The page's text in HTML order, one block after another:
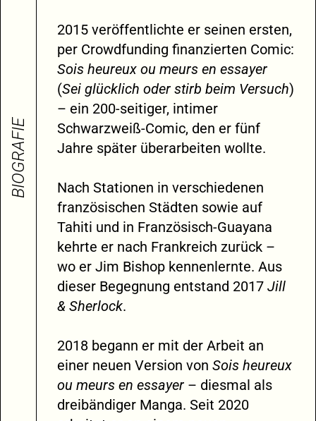
BIOGRAFIE
2015 veröffentlichte er seinen ersten,
per Crowdfunding finanzierten Comic:
Sois heureux ou meurs en essayer
(Sei glücklich oder stirb beim Versuch)
– ein 200-seitiger, intimer
Schwarzweiß-Comic, den er fünf
Jahre später überarbeiten wollte.
Nach Stationen in verschiedenen
französischen Städten sowie auf
Tahiti und in Französisch-Guayana
kehrte er nach Frankreich zurück –
wo er Jim Bishop kennenlernte. Aus
dieser Begegnung entstand 2017 Jill
& Sherlock.
2018 begann er mit der Arbeit an
einer neuen Version von Sois heureux
ou meurs en essayer – diesmal als
dreibändiger Manga. Seit 2020